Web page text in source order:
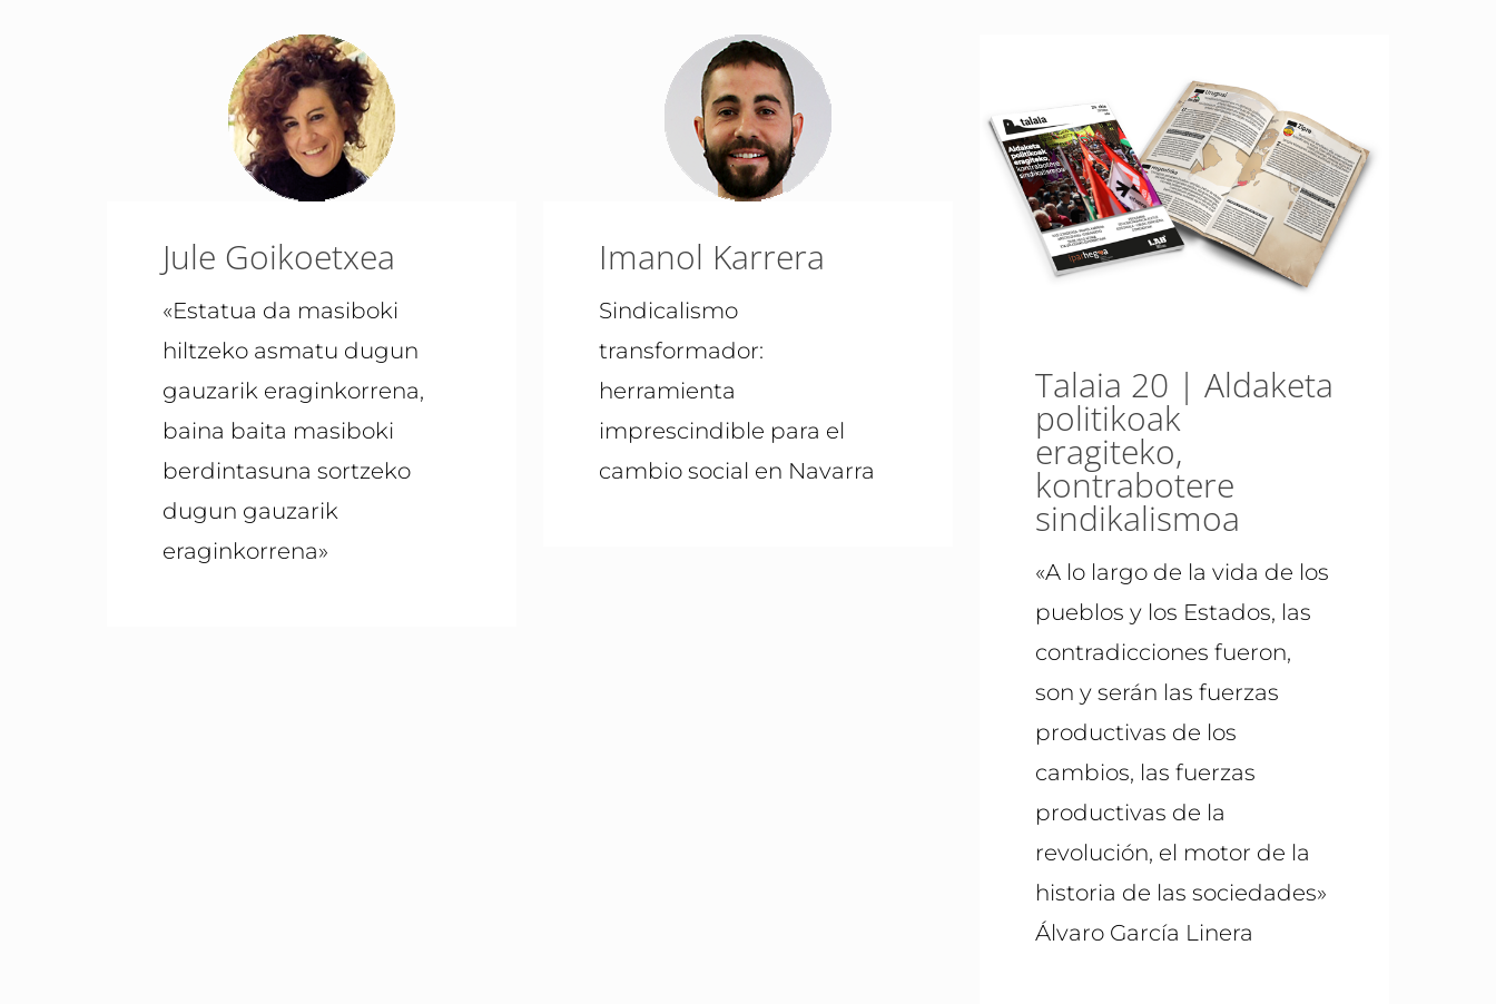
Jule Goikoetxea
«Estatua da masiboki
hiltzeko asmatu dugun
gauzarik eraginkorrena,
baina baita masiboki
berdintasuna sortzeko
dugun gauzarik
eraginkorrena»
Imanol Karrera
Sindicalismo
transformador:
herramienta
imprescindible para el
cambio social en Navarra
Talaia 20 | Aldaketa
politikoak
eragiteko,
kontrabotere
sindikalismoa
«A lo largo de la vida de los
pueblos y los Estados, las
contradicciones fueron,
son y serán las fuerzas
productivas de los
cambios, las fuerzas
productivas de la
revolución, el motor de la
historia de las sociedades»
Álvaro García Linera